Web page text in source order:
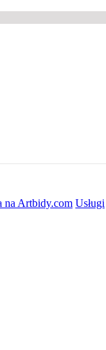
na Artbidy.com Usługi